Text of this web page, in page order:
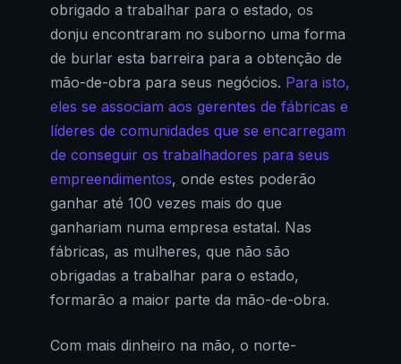
obrigado a trabalhar para o estado, os
donju encontraram no suborno uma forma
de burlar esta barreira para a obtenção de
mão-de-obra para seus negócios. Para isto,
eles se associam aos gerentes de fábricas e
líderes de comunidades que se encarregam
de conseguir os trabalhadores para seus
empreendimentos, onde estes poderão
ganhar até 100 vezes mais do que
ganhariam numa empresa estatal. Nas
fábricas, as mulheres, que não são
obrigadas a trabalhar para o estado,
formarão a maior parte da mão-de-obra.
Com mais dinheiro na mão, o norte-